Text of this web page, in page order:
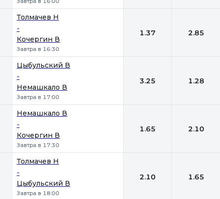
Толмачев Н
-
Кочергин В
Завтра в 16:30
1.37 2.85
Цыбульский В
-
Немашкало В
Завтра в 17:00
3.25 1.28
Немашкало В
-
Кочергин В
Завтра в 17:30
1.65 2.10
Толмачев Н
-
Цыбульский В
Завтра в 18:00
2.10 1.65